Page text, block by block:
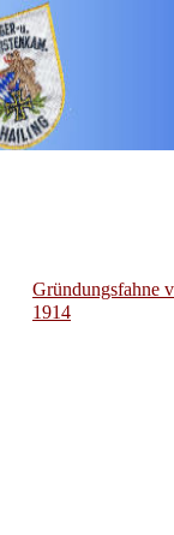
Gründungsfahne
1914